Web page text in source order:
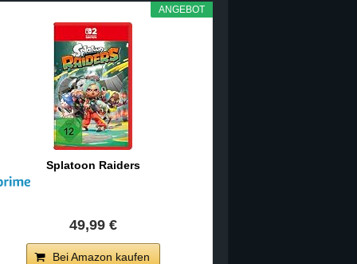
ANGEBOT
Splatoon Raiders
49,99 €
Bei Amazon kaufen